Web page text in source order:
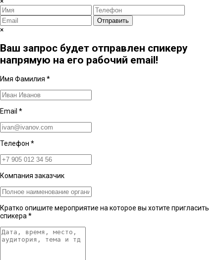
Отправить
×
Ваш запрос будет отправлен спикеру
напрямую на его рабочий email!
Имя Фамилия *
Email *
Телефон *
Компания заказчик
Кратко опишите мероприятие на которое вы хотите пригласить
спикера *